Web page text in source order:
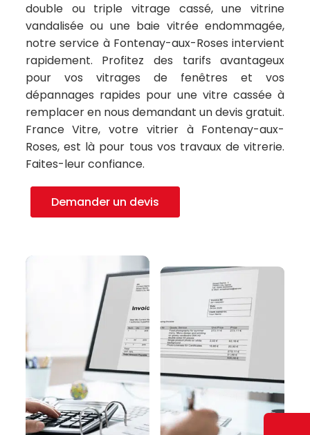
double ou triple vitrage cassé, une vitrine
vandalisée ou une baie vitrée endommagée,
notre service à Fontenay-aux-Roses intervient
rapidement. Profitez des tarifs avantageux
pour vos vitrages de fenêtres et vos
dépannages rapides pour une vitre cassée à
remplacer en nous demandant un devis gratuit.
France Vitre, votre vitrier à Fontenay-aux-
Roses, est là pour tous vos travaux de vitrerie.
Faites-leur confiance.
Demander un devis